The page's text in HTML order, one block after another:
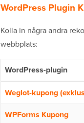
WordPress Plugin
Kolla in några andra
webbplats:
WordPress-plugin
Weglot-kupong
WPForms Kupong